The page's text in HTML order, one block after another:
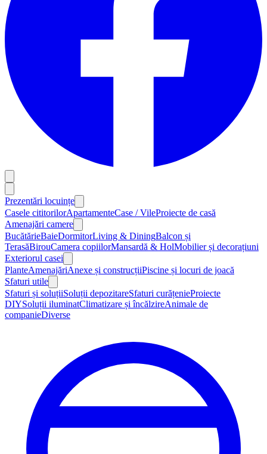
Prezentări locuințe
Casele cititorilorApartamenteCase / VileProiecte de casă
Amenajări camere
BucătărieBaieDormitorLiving & DiningBalcon și
TerasăBirouCamera copiilorMansardă & HolMobilier și decorațiuni
Exteriorul casei
PlanteAmenajăriAnexe și construcțiiPiscine și locuri de joacă
Sfaturi utile
Sfaturi și soluțiiSoluții depozitareSfaturi curățenieProiecte
DIYSoluții iluminatClimatizare și încălzireAnimale de
companieDiverse